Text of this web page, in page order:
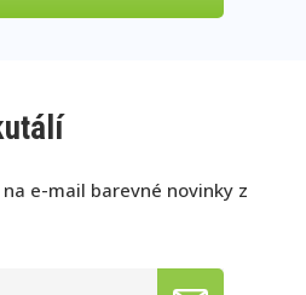
e-mail barevné novinky z